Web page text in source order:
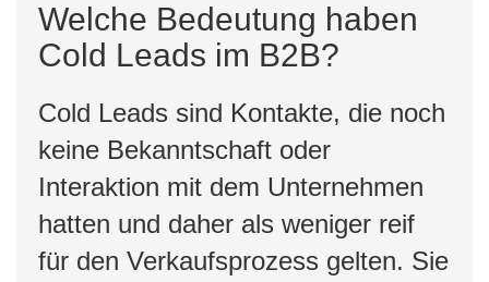
Welche Bedeutung haben
Cold Leads im B2B?
Cold Leads sind Kontakte, die noch
keine Bekanntschaft oder
Interaktion mit dem Unternehmen
hatten und daher als weniger reif
für den Verkaufsprozess gelten. Sie